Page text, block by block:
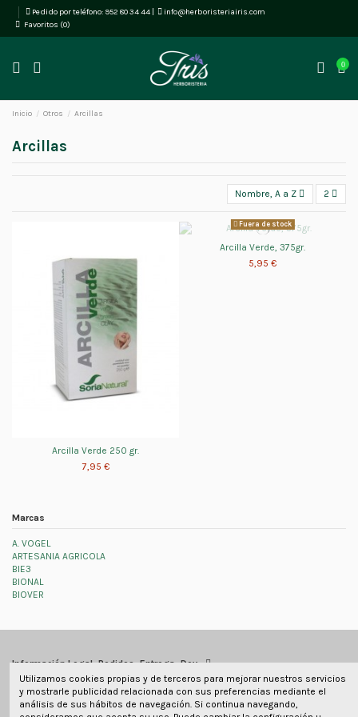
Pedido por teléfono: 952 80 34 44
info@herboristeriairis.com
Favoritos (0)
0
Inicio Otros Arcillas
Arcillas
Nombre, A a Z 2
Arcilla Verde 250 gr.
7,95 €
Fuera de stock
Arcilla Verde, 375gr.
5,95 €
Marcas
A. VOGEL
ARTESANIA AGRICOLA
BIE3
BIONAL
BIOVER
Información Legal, Pedidos, Entrega, Dev
Información de contacto
Utilizamos cookies propias y de terceros para mejorar nuestros servicios
y mostrarle publicidad relacionada con sus preferencias mediante el
análisis de sus hábitos de navegación. Si continua navegando,